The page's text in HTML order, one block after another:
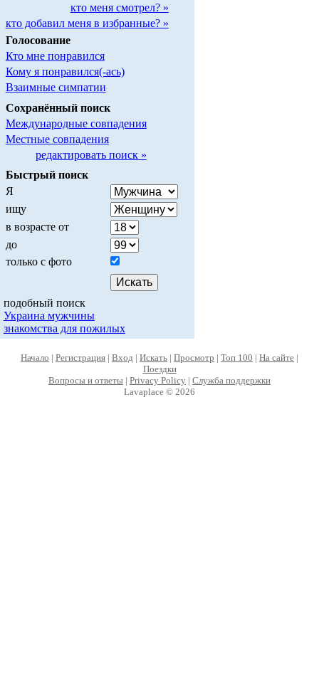
кто меня смотрел? »
кто добавил меня в избранные? »
Голосование
Кто мне понравился
Кому я понравился(-ась)
Взаимные симпатии
Сохранённый поиск
Международные совпадения
Местные совпадения
редактировать поиск »
Быстрый поиск
Я
ищу
в возрасте от
до
только с фото
подобный поиск
Украина мужчины
знакомства для пожилых
Начало | Регистрация | Вход | Искать | Просмотр | Топ 100 | На сайте |
Поездки
Вопросы и ответы | Privacy Policy | Служба поддержки
Lavaplace © 2026